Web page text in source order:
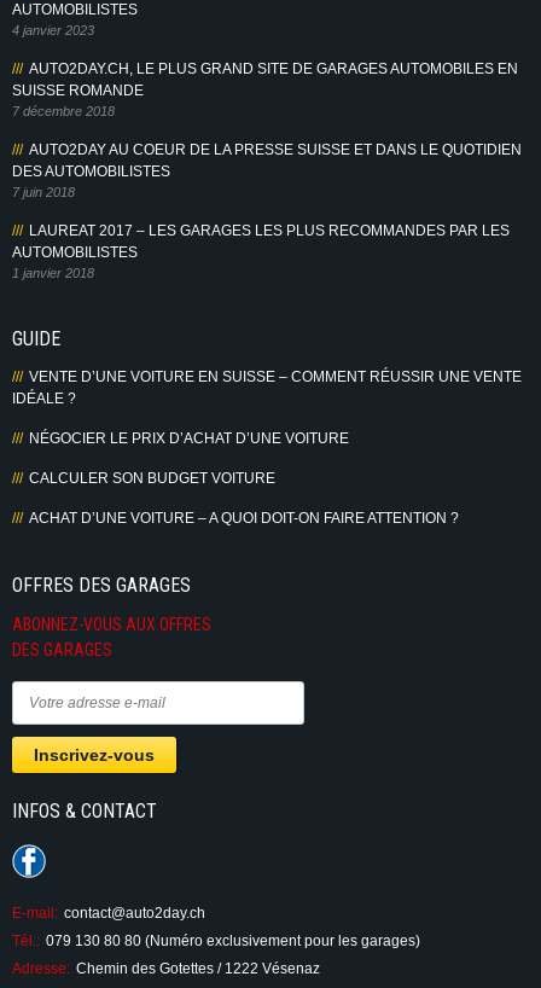
AUTOMOBILISTES
4 janvier 2023
AUTO2DAY.CH, LE PLUS GRAND SITE DE GARAGES AUTOMOBILES EN
SUISSE ROMANDE
7 décembre 2018
AUTO2DAY AU COEUR DE LA PRESSE SUISSE ET DANS LE QUOTIDIEN
DES AUTOMOBILISTES
7 juin 2018
LAUREAT 2017 – LES GARAGES LES PLUS RECOMMANDES PAR LES
AUTOMOBILISTES
1 janvier 2018
GUIDE
VENTE D’UNE VOITURE EN SUISSE – COMMENT RÉUSSIR UNE VENTE
IDÉALE ?
NÉGOCIER LE PRIX D’ACHAT D’UNE VOITURE
CALCULER SON BUDGET VOITURE
ACHAT D’UNE VOITURE – A QUOI DOIT-ON FAIRE ATTENTION ?
OFFRES DES GARAGES
ABONNEZ-VOUS AUX OFFRES
DES GARAGES
INFOS & CONTACT
E-mail: contact@auto2day.ch
Tél.: 079 130 80 80 (Numéro exclusivement pour les garages)
Adresse: Chemin des Gotettes / 1222 Vésenaz